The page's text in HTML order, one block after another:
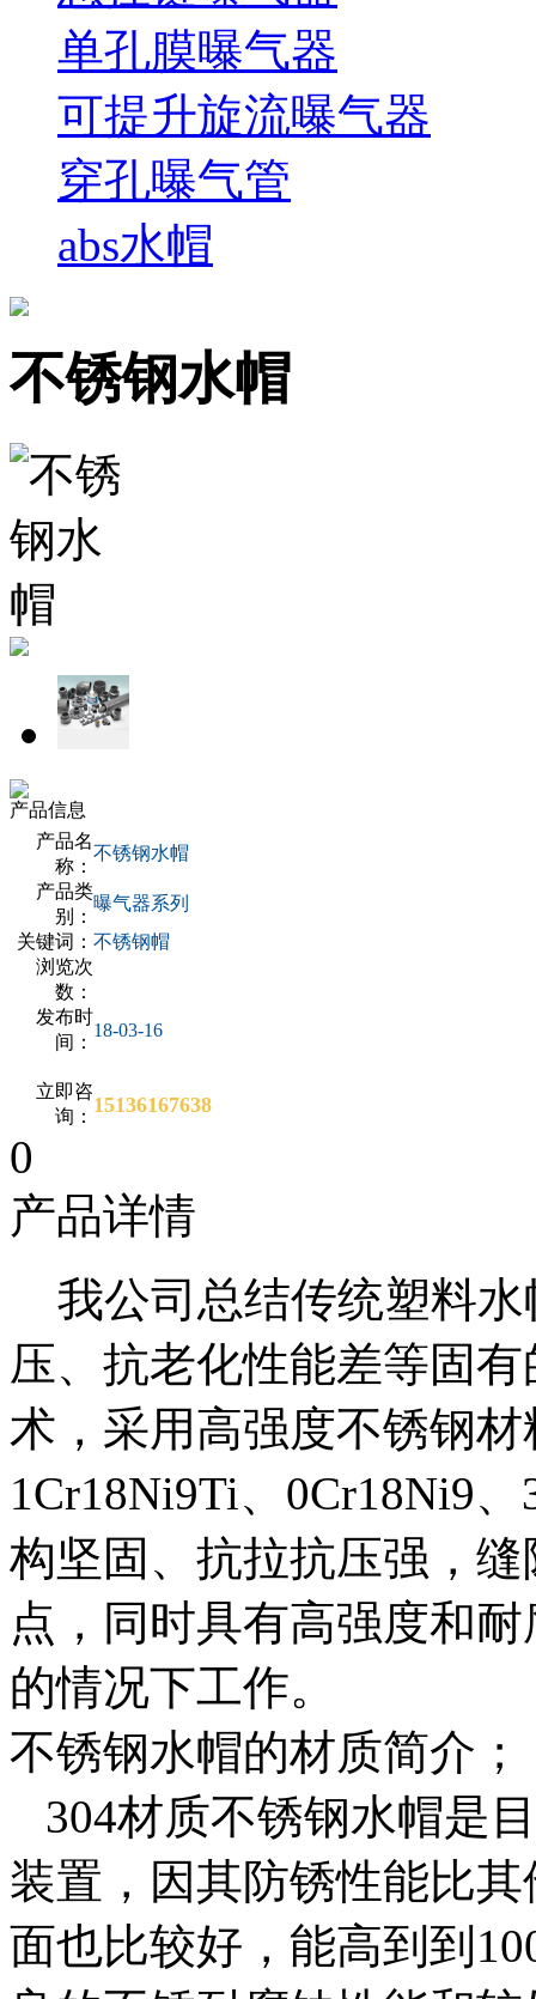
单孔膜曝气器
可提升旋流曝气器
穿孔曝气管
abs水帽
不锈钢水帽
产品信息
产品名
称：
不锈钢水帽
产品类
别：
曝气器系列
关键词： 不锈钢帽
浏览次
数：
发布时
间：
18-03-16
立即咨
询： 15136167638
0
产品详情
我公司总结传统塑料水
压、抗老化性能差等固
术，采用高强度不锈钢
1Cr18Ni9Ti、0Cr18Ni9
构坚固、抗拉抗压强，
点，同时具有高强度和
的情况下工作。
不锈钢水帽的材质简介；
304材质不锈钢水帽是
装置，因其防锈性能比
面也比较好，能高到到